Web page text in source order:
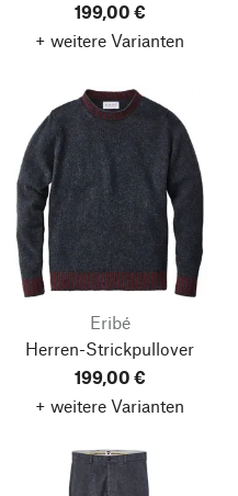
199,00 €
+ weitere Varianten
Eribé
Herren-Strickpullover
199,00 €
+ weitere Varianten